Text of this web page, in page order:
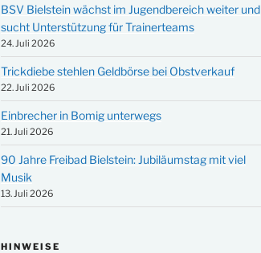
BSV Bielstein wächst im Jugendbereich weiter und
sucht Unterstützung für Trainerteams
24. Juli 2026
Trickdiebe stehlen Geldbörse bei Obstverkauf
22. Juli 2026
Einbrecher in Bomig unterwegs
21. Juli 2026
90 Jahre Freibad Bielstein: Jubiläumstag mit viel
Musik
13. Juli 2026
HINWEISE